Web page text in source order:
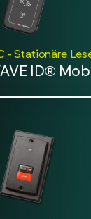
- Stationäre
ID®